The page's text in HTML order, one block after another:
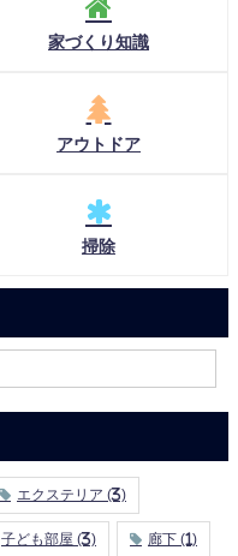
家づくり知識
アウトドア
掃除
エクステリア (3)
子ども部屋 (3) 廊下 (1)